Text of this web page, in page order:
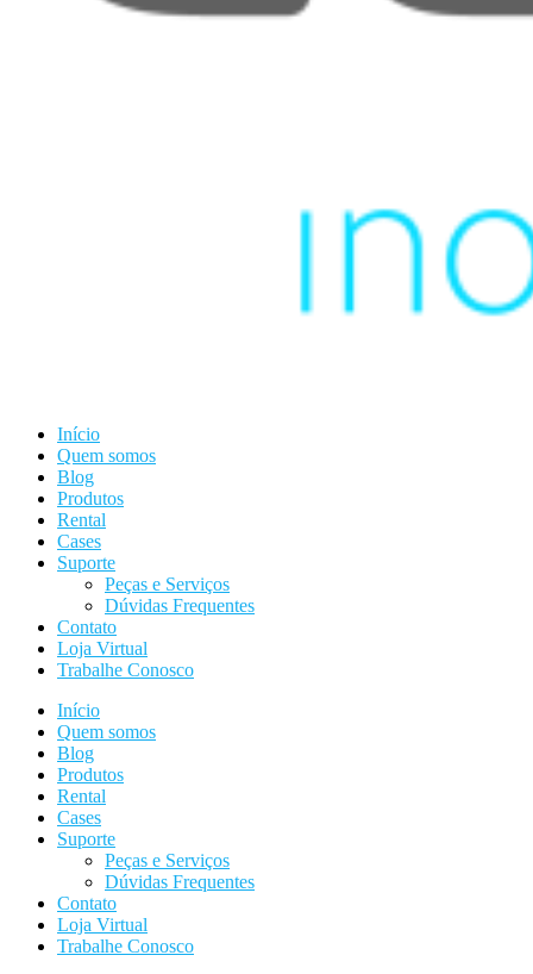
Início
Quem somos
Blog
Produtos
Rental
Cases
Suporte
Peças e Serviços
Dúvidas Frequentes
Contato
Loja Virtual
Trabalhe Conosco
Início
Quem somos
Blog
Produtos
Rental
Cases
Suporte
Peças e Serviços
Dúvidas Frequentes
Contato
Loja Virtual
Trabalhe Conosco